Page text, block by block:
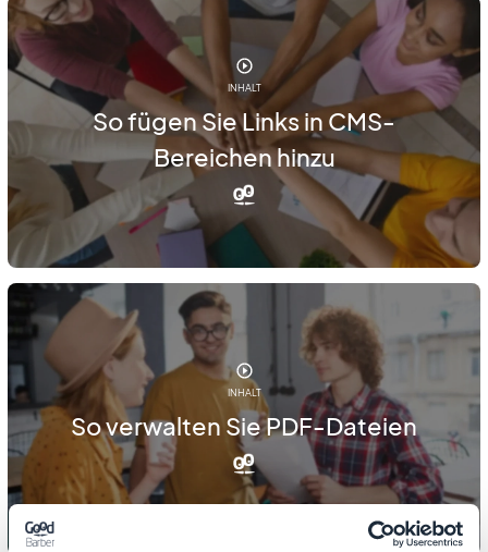
INHALT
So fügen Sie Links in CMS-
Bereichen hinzu
INHALT
So verwalten Sie PDF-Dateien